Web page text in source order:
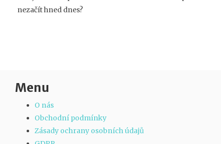
nezačít hned dnes?
Menu
O nás
Obchodní podmínky
Zásady ochrany osobních údajů